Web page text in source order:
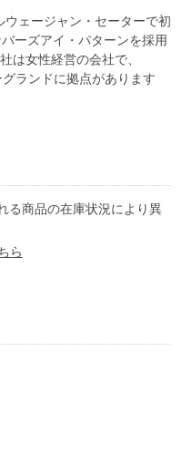
ェージャン・セーターで初
ーズアイ・パターンを採用
は女性経営の会社で、
ランドに拠点があります
る商品の在庫状況により異
ら